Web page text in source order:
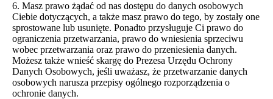
6. Masz prawo żądać od nas dostępu do danych osobowych
Ciebie dotyczących, a także masz prawo do tego, by zostały one
sprostowane lub usunięte. Ponadto przysługuje Ci prawo do
ograniczenia przetwarzania, prawo do wniesienia sprzeciwu
wobec przetwarzania oraz prawo do przeniesienia danych.
Możesz także wnieść skargę do Prezesa Urzędu Ochrony
Danych Osobowych, jeśli uważasz, że przetwarzanie danych
osobowych narusza przepisy ogólnego rozporządzenia o
ochronie danych.